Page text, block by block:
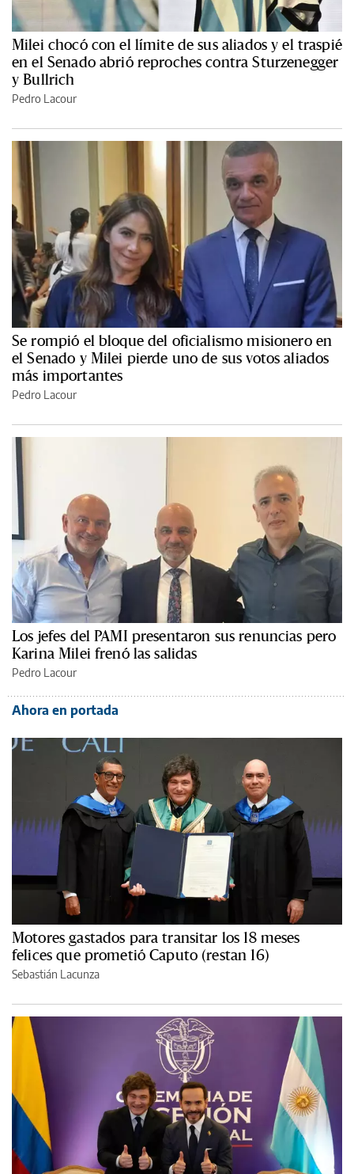
Milei chocó con el límite de sus aliados y el traspié
en el Senado abrió reproches contra Sturzenegger
y Bullrich
Pedro Lacour
Se rompió el bloque del oficialismo misionero en
el Senado y Milei pierde uno de sus votos aliados
más importantes
Pedro Lacour
Los jefes del PAMI presentaron sus renuncias pero
Karina Milei frenó las salidas
Pedro Lacour
Ahora en portada
Motores gastados para transitar los 18 meses
felices que prometió Caputo (restan 16)
Sebastián Lacunza